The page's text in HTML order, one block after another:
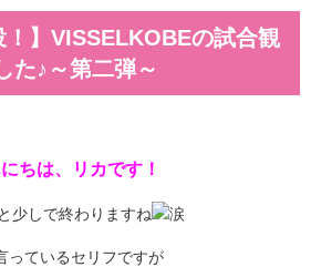
！】VISSELKOBEの試合観
た♪～第二弾～
ちは、リカです！
少しで終わりますね
っているセリフですが